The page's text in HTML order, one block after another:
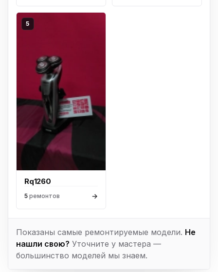
5
Rq1260
5 ремонтов →
Показаны самые ремонтируемые модели. Не
нашли свою? Уточните у мастера —
большинство моделей мы знаем.